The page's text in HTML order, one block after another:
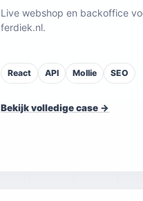
Live webshop en backoffice
ferdiek.nl.
React API Mollie SEO
Bekijk volledige case →